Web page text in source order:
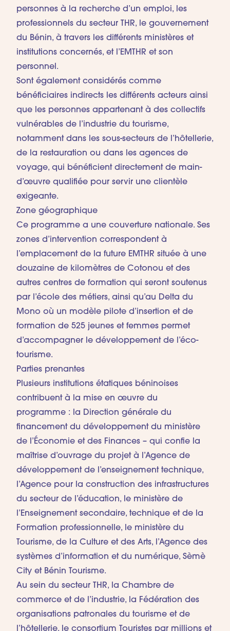
personnes à la recherche d’un emploi, les
professionnels du secteur THR, le gouvernement
du Bénin, à travers les différents ministères et
institutions concernés, et l’EMTHR et son
personnel.
Sont également considérés comme
bénéficiaires indirects les différents acteurs ainsi
que les personnes appartenant à des collectifs
vulnérables de l’industrie du tourisme,
notamment dans les sous-secteurs de l’hôtellerie,
de la restauration ou dans les agences de
voyage, qui bénéficient directement de main-
d’œuvre qualifiée pour servir une clientèle
exigeante.
Zone géographique
Ce programme a une couverture nationale. Ses
zones d’intervention correspondent à
l’emplacement de la future EMTHR située à une
douzaine de kilomètres de Cotonou et des
autres centres de formation qui seront soutenus
par l’école des métiers, ainsi qu’au Delta du
Mono où un modèle pilote d’insertion et de
formation de 525 jeunes et femmes permet
d’accompagner le développement de l’éco-
tourisme.
Parties prenantes
Plusieurs institutions étatiques béninoises
contribuent à la mise en œuvre du
programme : la Direction générale du
financement du développement du ministère
de l’Économie et des Finances – qui confie la
maîtrise d’ouvrage du projet à l’Agence de
développement de l’enseignement technique,
l’Agence pour la construction des infrastructures
du secteur de l’éducation, le ministère de
l’Enseignement secondaire, technique et de la
Formation professionnelle, le ministère du
Tourisme, de la Culture et des Arts, l’Agence des
systèmes d’information et du numérique, Sèmè
City et Bénin Tourisme.
Au sein du secteur THR, la Chambre de
commerce et de l’industrie, la Fédération des
organisations patronales du tourisme et de
l’hôtellerie, le consortium Touristes par millions et